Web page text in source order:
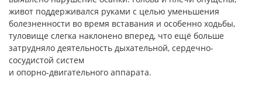
живот поддерживался руками с целью уменьшения
болезненности во время вставания и особенно ходьбы,
туловище слегка наклонено вперед, что ещё больше
затрудняло деятельность дыхательной, сердечно-
сосудистой систем
и опорно-двигательного аппарата.